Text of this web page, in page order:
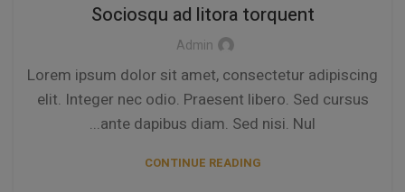
Sociosqu ad litora torquent
Admin
Lorem ipsum dolor sit amet, consectetur adipiscing
elit. Integer nec odio. Praesent libero. Sed cursus
ante dapibus diam. Sed nisi. Nul...
CONTINUE READING